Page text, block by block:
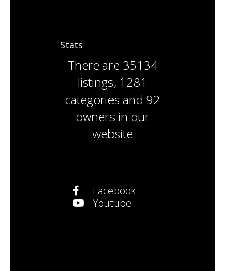
Stats
There are 35134
listings, 1281
categories and 92
owners in our
website
Facebook
Youtube